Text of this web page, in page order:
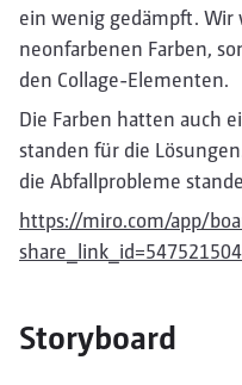
ein wenig gedämpft.
neonfarbenen Farben,
den Collage-Elementen.
Die Farben hatten auch
standen für die
die Abfallprobleme
https://miro.com/app/
Storyboard